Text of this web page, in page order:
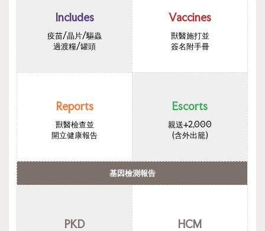
Includes
疫苗/晶片/驅蟲
過渡糧/罐頭
Vaccines
獸醫施打並
簽名附手冊
Reports
獸醫檢查並
開立健康報告
Escorts
親送+2,000
(含外出籠)
基因檢測報告
PKD HCM